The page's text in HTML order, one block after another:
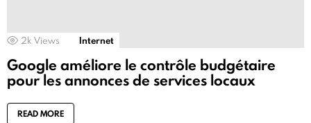
2k Views Internet
Google améliore le contrôle budgétaire
pour les annonces de services locaux
READ MORE